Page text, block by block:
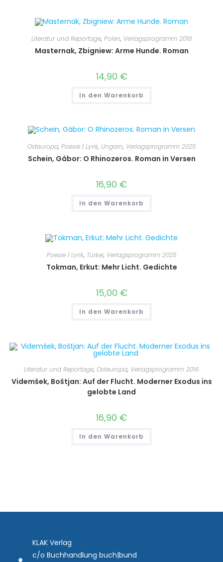
Literatur und Reportage, Polen, Verlagsprogramm 2016
Masternak, Zbigniew: Arme Hunde. Roman
14,90 €
In den Warenkorb
Osteuropa, Poesie | Lyrik, Ungarn, Verlagsprogramm 2025
Schein, Gábor: O Rhinozeros. Roman in Versen
16,90 €
In den Warenkorb
Poesie | Lyrik, Türkei, Verlagsprogramm 2025
Tokman, Erkut: Mehr Licht. Gedichte
15,00 €
In den Warenkorb
Literatur und Reportage, Osteuropa, Verlagsprogramm 2016
Videmšek, Boštjan: Auf der Flucht. Moderner Exodus ins
gelobte Land
16,90 €
In den Warenkorb
KLAK Verlag
c/o Buchhandlung buch|bund